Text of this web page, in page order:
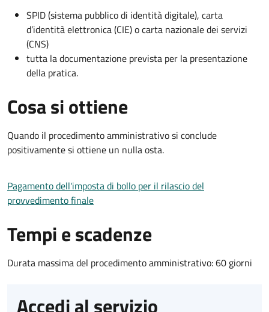
SPID (sistema pubblico di identità digitale), carta
d’identità elettronica (CIE) o carta nazionale dei servizi
(CNS)
tutta la documentazione prevista per la presentazione
della pratica.
Cosa si ottiene
Quando il procedimento amministrativo si conclude
positivamente si ottiene un nulla osta.
Pagamento dell'imposta di bollo per il rilascio del
provvedimento finale
Tempi e scadenze
Durata massima del procedimento amministrativo: 60 giorni
Accedi al servizio